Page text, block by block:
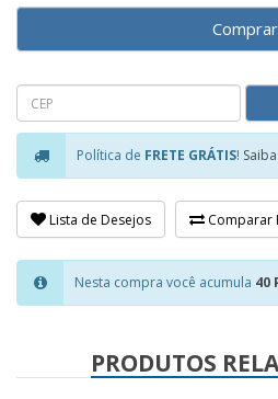
Comprar
Política de FRETE GRÁTIS!
Lista de Desejos Comparar
Nesta compra você acumula 40
PRODUTOS